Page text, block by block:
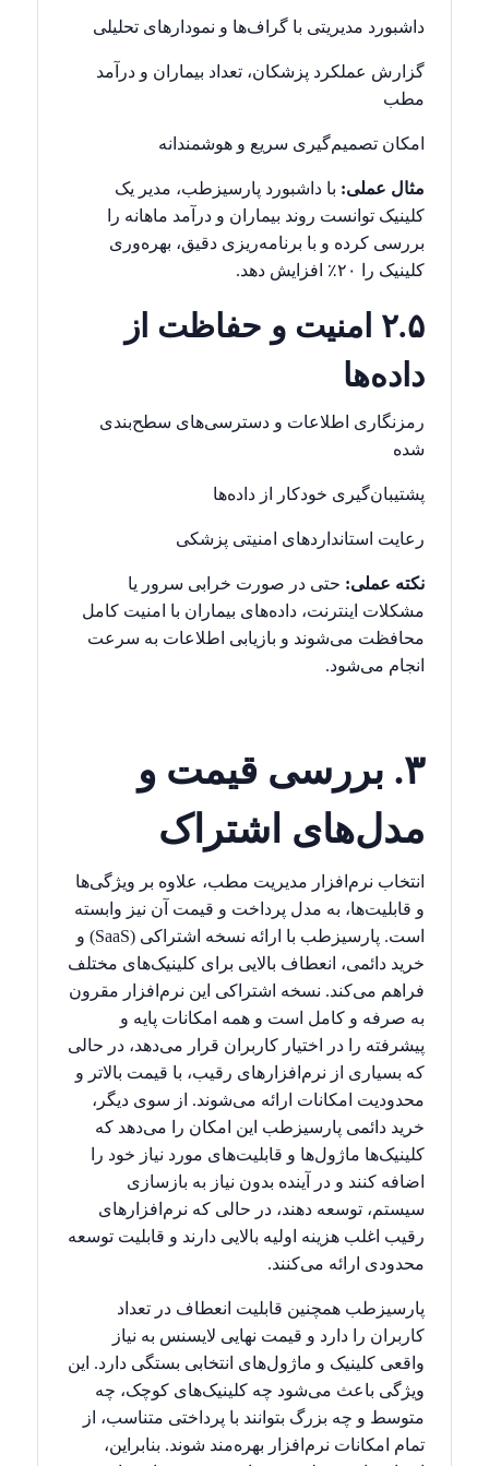
داشبورد مدیریتی با گراف‌ها و نمودارهای تحلیلی
گزارش عملکرد پزشکان، تعداد بیماران و درآمد
مطب
امکان تصمیم‌گیری سریع و هوشمندانه
مثال عملی: با داشبورد پارسیزطب، مدیر یک
کلینیک توانست روند بیماران و درآمد ماهانه را
بررسی کرده و با برنامه‌ریزی دقیق، بهره‌وری
کلینیک را ۲۰٪ افزایش دهد.
۲.۵ امنیت و حفاظت از
داده‌ها
رمزنگاری اطلاعات و دسترسی‌های سطح‌بندی
شده
پشتیبان‌گیری خودکار از داده‌ها
رعایت استانداردهای امنیتی پزشکی
نکته عملی: حتی در صورت خرابی سرور یا
مشکلات اینترنت، داده‌های بیماران با امنیت کامل
محافظت می‌شوند و بازیابی اطلاعات به سرعت
انجام می‌شود.
۳. بررسی قیمت و
مدل‌های اشتراک
انتخاب نرم‌افزار مدیریت مطب، علاوه بر ویژگی‌ها
و قابلیت‌ها، به مدل پرداخت و قیمت آن نیز وابسته
است. پارسیزطب با ارائه نسخه اشتراکی (SaaS) و
خرید دائمی، انعطاف بالایی برای کلینیک‌های مختلف
فراهم می‌کند. نسخه اشتراکی این نرم‌افزار مقرون
به صرفه و کامل است و همه امکانات پایه و
پیشرفته را در اختیار کاربران قرار می‌دهد، در حالی
که بسیاری از نرم‌افزارهای رقیب، با قیمت بالاتر و
محدودیت امکانات ارائه می‌شوند. از سوی دیگر،
خرید دائمی پارسیزطب این امکان را می‌دهد که
کلینیک‌ها ماژول‌ها و قابلیت‌های مورد نیاز خود را
اضافه کنند و در آینده بدون نیاز به بازسازی
سیستم، توسعه دهند، در حالی که نرم‌افزارهای
رقیب اغلب هزینه اولیه بالایی دارند و قابلیت توسعه
محدودی ارائه می‌کنند.
پارسیزطب همچنین قابلیت انعطاف در تعداد
کاربران را دارد و قیمت نهایی لایسنس به نیاز
واقعی کلینیک و ماژول‌های انتخابی بستگی دارد. این
ویژگی باعث می‌شود چه کلینیک‌های کوچک، چه
متوسط و چه بزرگ بتوانند با پرداختی متناسب، از
تمام امکانات نرم‌افزار بهره‌مند شوند. بنابراین،